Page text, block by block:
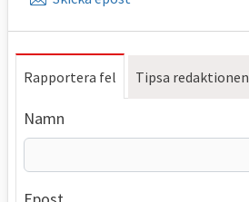
Rapportera fel Tipsa redaktionen
Namn